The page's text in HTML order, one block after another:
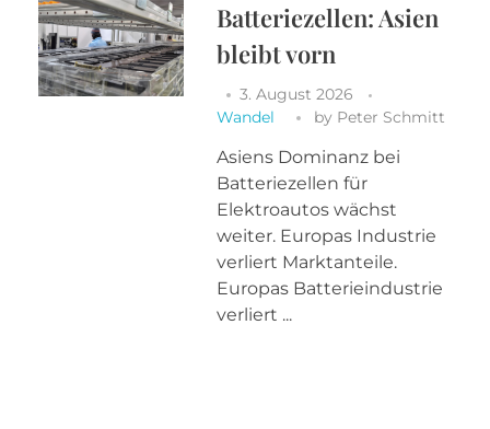
Batteriezellen: Asien
bleibt vorn
3. August 2026
Wandel
by Peter Schmitt
Asiens Dominanz bei
Batteriezellen für
Elektroautos wächst
weiter. Europas Industrie
verliert Marktanteile.
Europas Batterieindustrie
verliert ...